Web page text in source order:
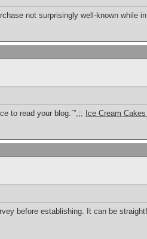
not surprisingly well-known while
to read your blog.`”,;; Ice Cream
before establishing. It can be